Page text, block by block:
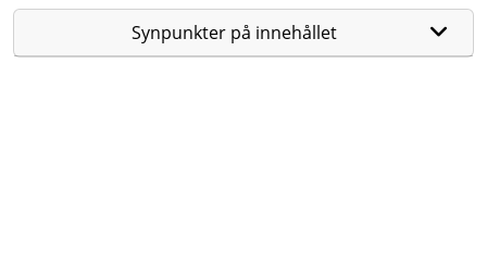
Synpunkter på innehållet